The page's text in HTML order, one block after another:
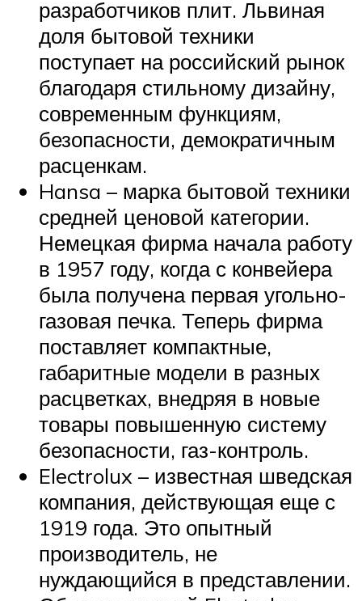
разработчиков плит. Львиная
доля бытовой техники
поступает на российский рынок
благодаря стильному дизайну,
современным функциям,
безопасности, демократичным
расценкам.
Hansa – марка бытовой техники
средней ценовой категории.
Немецкая фирма начала работу
в 1957 году, когда с конвейера
была получена первая угольно-
газовая печка. Теперь фирма
поставляет компактные,
габаритные модели в разных
расцветках, внедряя в новые
товары повышенную систему
безопасности, газ-контроль.
Electrolux – известная шведская
компания, действующая еще с
1919 года. Это опытный
производитель, не
нуждающийся в представлении.